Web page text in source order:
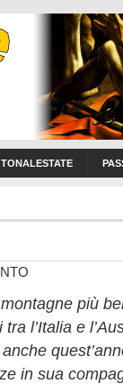
più
tra l’Italia e
in sua